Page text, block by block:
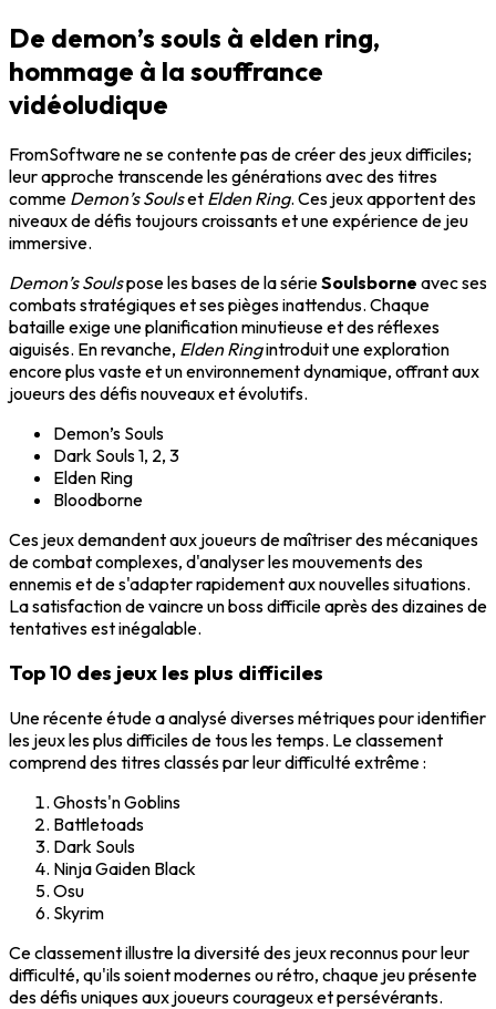
De demon’s souls à elden ring,
hommage à la souffrance
vidéoludique
FromSoftware ne se contente pas de créer des jeux difficiles;
leur approche transcende les générations avec des titres
comme Demon’s Soulset Elden Ring. Ces jeux apportent des
niveaux de défis toujours croissants et une expérience de jeu
immersive.
Demon’s Soulspose les bases de la sérieSoulsborne avec ses
combats stratégiques et ses pièges inattendus. Chaque
bataille exige une planification minutieuse et des réflexes
aiguisés. En revanche, Elden Ringintroduit une exploration
encore plus vaste et un environnement dynamique, offrant aux
joueurs des défis nouveaux et évolutifs.
Demon’s Souls
Dark Souls 1, 2, 3
Elden Ring
Bloodborne
Ces jeux demandent aux joueurs de maîtriser des mécaniques
de combat complexes, d'analyser les mouvements des
ennemis et de s'adapter rapidement aux nouvelles situations.
La satisfaction de vaincre un boss difficile après des dizaines de
tentatives est inégalable.
Top 10 des jeux les plus difficiles
Une récente étude a analysé diverses métriques pour identifier
les jeux les plus difficiles de tous les temps. Le classement
comprend des titres classés par leur difficulté extrême :
Ghosts'n Goblins
Battletoads
Dark Souls
Ninja Gaiden Black
Osu
Skyrim
Ce classement illustre la diversité des jeux reconnus pour leur
difficulté, qu'ils soient modernes ou rétro, chaque jeu présente
des défis uniques aux joueurs courageux et persévérants.